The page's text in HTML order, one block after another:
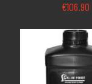
€106.90